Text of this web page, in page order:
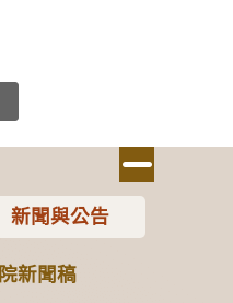
新聞與公告
院新聞稿